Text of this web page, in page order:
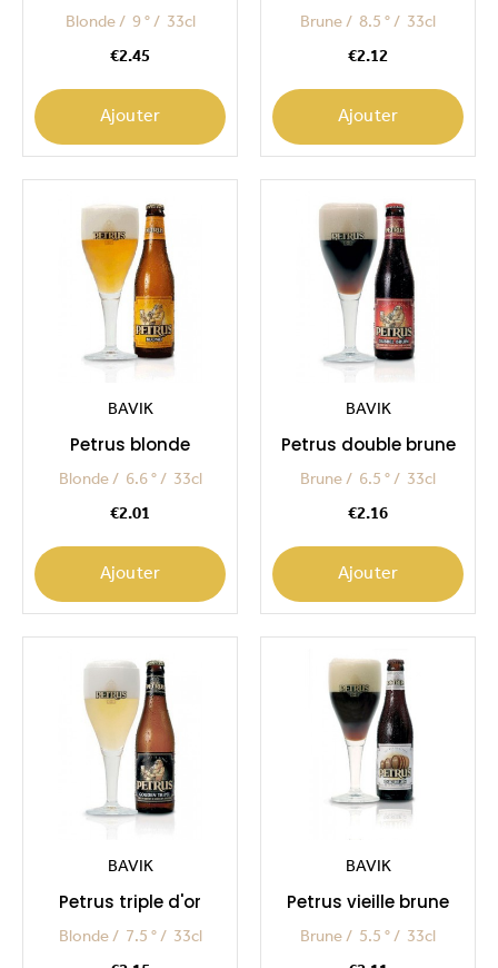
Blonde 9 ° 33cl
€2.45
Ajouter
Brune 8.5 ° 33cl
€2.12
Ajouter
BAVIK
Petrus blonde
Blonde 6.6 ° 33cl
€2.01
Ajouter
BAVIK
Petrus double brune
Brune 6.5 ° 33cl
€2.16
Ajouter
BAVIK
Petrus triple d'or
Blonde 7.5 ° 33cl
BAVIK
Petrus vieille brune
Brune 5.5 ° 33cl